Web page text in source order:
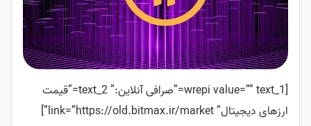
[wrepi value=”” text_1=”صرافی آنلاین:” text_2=”قیمت
ارزهای دیجیتال” link=”https://old.bitmax.ir/market”]